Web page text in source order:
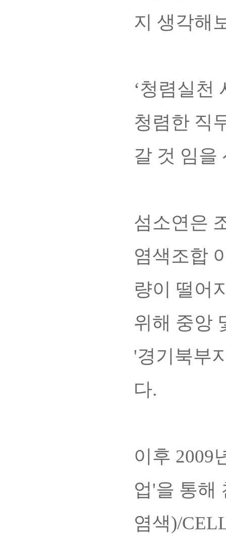
지 생각해
‘청렴실천
청렴한 직
갈 것 임
섬소연은
염색조합
량이 떨어
위해 중앙
'경기북부
다.
이후 2009
업'을 통해
염색)/